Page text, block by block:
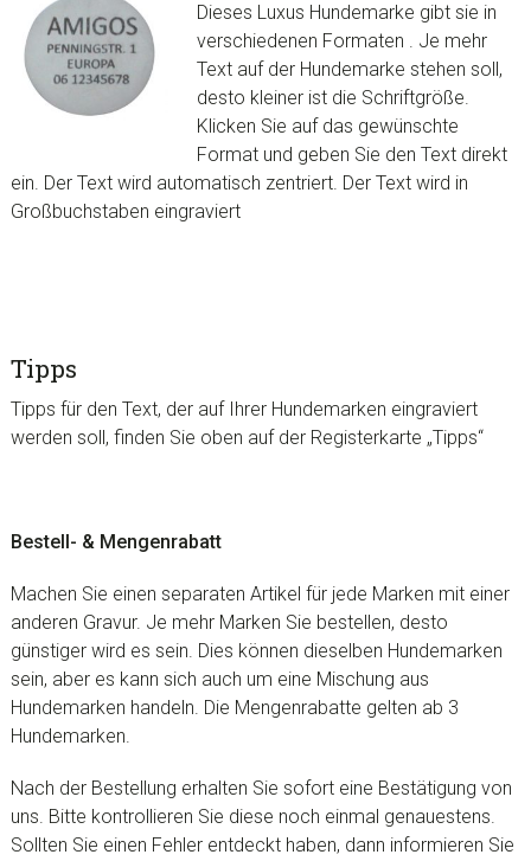
Dieses Luxus Hundemarke gibt sie in
verschiedenen Formaten . Je mehr
Text auf der Hundemarke stehen soll,
desto kleiner ist die Schriftgröße.
Klicken Sie auf das gewünschte
Format und geben Sie den Text direkt
ein. Der Text wird automatisch zentriert. Der Text wird in
Großbuchstaben eingraviert
Tipps
Tipps für den Text, der auf Ihrer Hundemarken eingraviert
werden soll, finden Sie oben auf der Registerkarte „Tipps“
Bestell- & Mengenrabatt
Machen Sie einen separaten Artikel für jede Marken mit einer
anderen Gravur. Je mehr Marken Sie bestellen, desto
günstiger wird es sein. Dies können dieselben Hundemarken
sein, aber es kann sich auch um eine Mischung aus
Hundemarken handeln. Die Mengenrabatte gelten ab 3
Hundemarken.
Nach der Bestellung erhalten Sie sofort eine Bestätigung von
uns. Bitte kontrollieren Sie diese noch einmal genauestens.
Sollten Sie einen Fehler entdeckt haben, dann informieren Sie